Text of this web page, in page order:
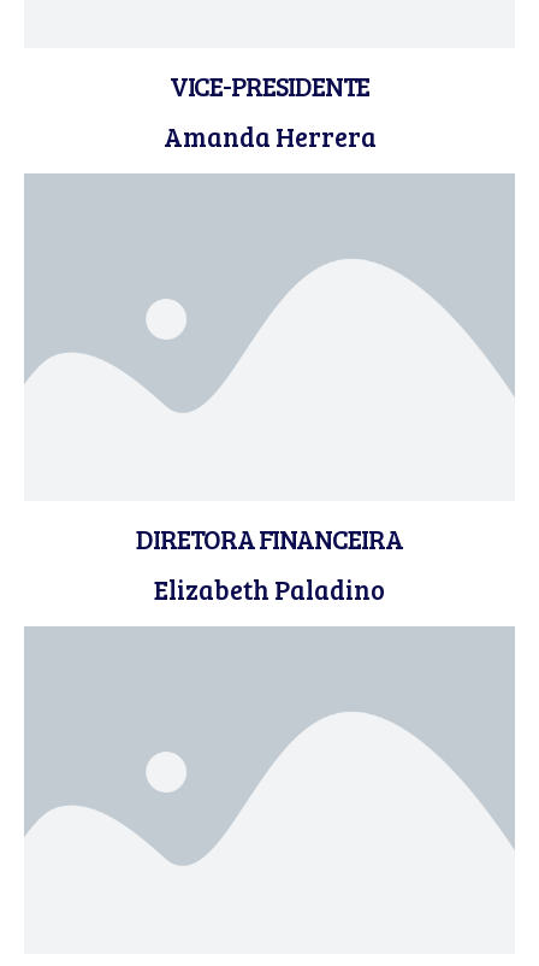
VICE-PRESIDENTE
Amanda Herrera
DIRETORA FINANCEIRA
Elizabeth Paladino